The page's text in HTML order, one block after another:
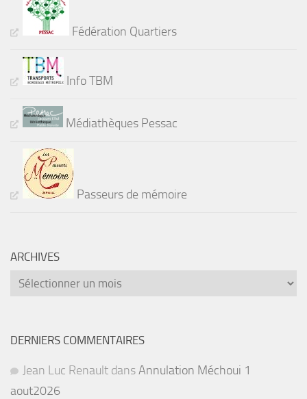
Fédération Quartiers
Info TBM
Médiathèques Pessac
Passeurs de mémoire
ARCHIVES
Archives
DERNIERS COMMENTAIRES
Jean Luc Renault dansAnnulation Méchoui 1
aout2026